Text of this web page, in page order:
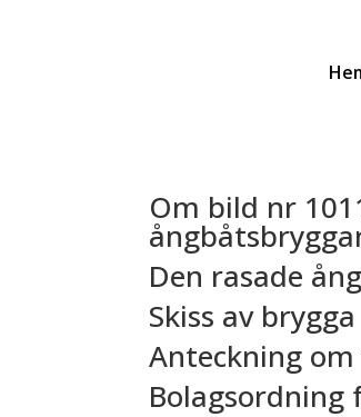
Om bild nr
Den rasade
Skiss av
Anteckning
Bolagsordning